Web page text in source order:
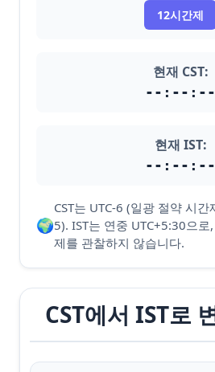
12시간제
현재 CST:
--:--:--
현재 IST:
--:--:--
🌍
CST는 UTC-6 (일광 절약 시간
5). IST는 연중 UTC+5:30으
제를 관찰하지 않습니다.
CST에서 IST로